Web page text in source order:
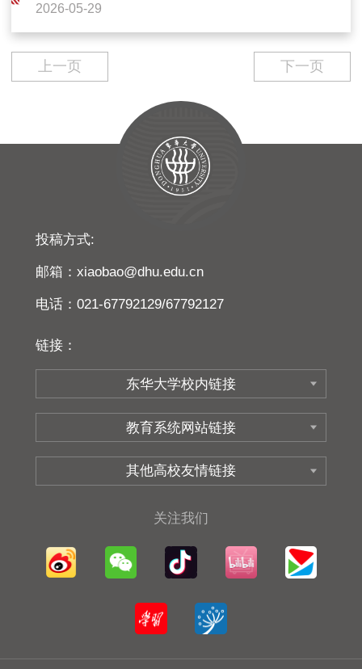
2026-05-29
上一页 下一页
投稿方式:
邮箱：xiaobao@dhu.edu.cn
电话：021-67792129/67792127
链接：
关注我们